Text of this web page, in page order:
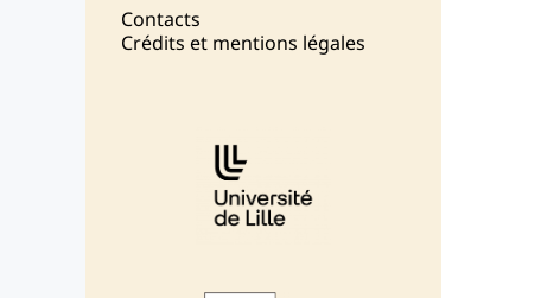
Contacts
Crédits et mentions légales